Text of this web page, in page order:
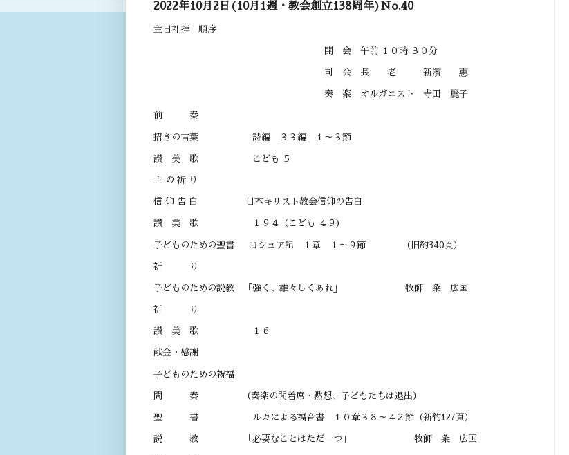
2022年10月2日(10月1週・教会創立138周年)No.40
主日礼拝 順序
開 会 午前 １０時 ３０分
司 会 長 老 新濱 惠
奏 楽 オルガニスト 寺田 麗子
前 奏
招きの言葉 詩編 ３３編 １～３節
讃 美 歌 こども ５
主 の 祈 り
信 仰 告 白 日本キリスト教会信仰の告白
讃 美 歌 １９４（こども ４９)
子どものための聖書 ヨシュア記 １章 １～９節 （旧約340頁）
祈 り
子どものための説教 「強く、雄々しくあれ」 牧師 粂 広国
祈 り
讃 美 歌 １６
献金・感謝
子どものための祝福
間 奏 （奏楽の間着席・黙想、子どもたちは退出）
聖 書 ルカによる福音書 １０章３８～４２節（新約127頁）
説 教 「必要なことはただ一つ」 牧師 粂 広国